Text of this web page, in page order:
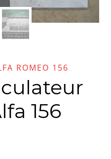
ROMEO 156
156